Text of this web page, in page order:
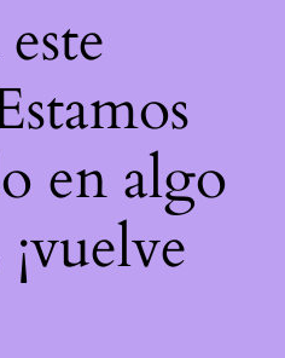
en algo